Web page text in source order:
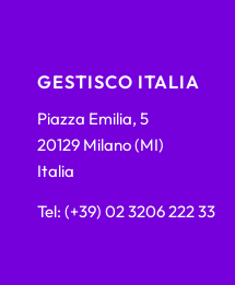
GESTISCO ITALIA
Piazza Emilia, 5
20129 Milano (MI)
Italia
Tel: (+39) 02 3206 222 33